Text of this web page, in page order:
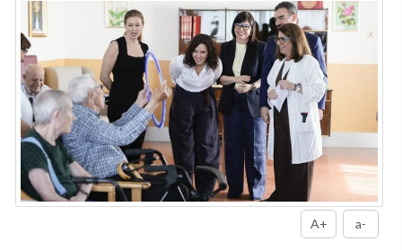
A+ a-